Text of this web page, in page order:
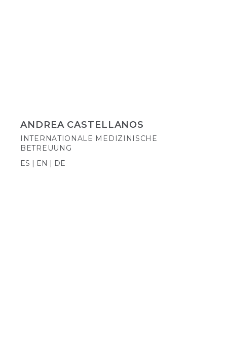
ANDREA CASTELLANOS
INTERNATIONALE MEDIZINISCHE
BETREUUNG
ES | EN | DE